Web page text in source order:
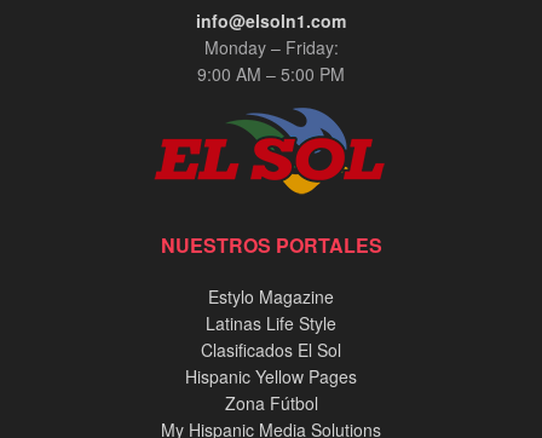
info@elsoln1.com
Monday – Friday:
9:00 AM – 5:00 PM
NUESTROS PORTALES
Estylo Magazine
Latinas Life Style
Clasificados El Sol
Hispanic Yellow Pages
Zona Fútbol
My Hispanic Media Solutions